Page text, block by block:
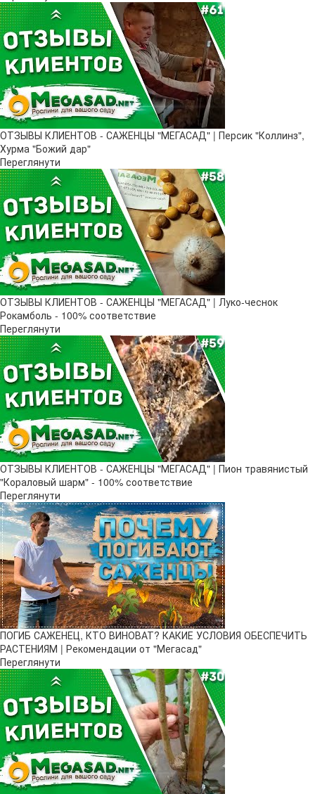
ОТЗЫВЫ КЛИЕНТОВ - САЖЕНЦЫ "МЕГАСАД" | Персик "Коллинз",
Хурма "Божий дар"
Переглянути
ОТЗЫВЫ КЛИЕНТОВ - САЖЕНЦЫ "МЕГАСАД" | Луко-чеснок
Рокамболь - 100% соответствие
Переглянути
ОТЗЫВЫ КЛИЕНТОВ - САЖЕНЦЫ "МЕГАСАД" | Пион травянистый
"Кораловый шарм" - 100% соответствие
Переглянути
ПОГИБ САЖЕНЕЦ, КТО ВИНОВАТ? КАКИЕ УСЛОВИЯ ОБЕСПЕЧИТЬ
РАСТЕНИЯМ | Рекомендации от "Мегасад"
Переглянути